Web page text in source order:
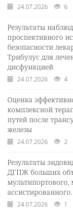
24.07.2026 6
Результаты
проспективного
безопасности
Трибулус для
дисфункцией
24.07.2026 4
Оценка
комплексной
путей после
железы
24.07.2026 2
Результаты
ДГПЖ больших
мультипортового,
24.07.2026 1